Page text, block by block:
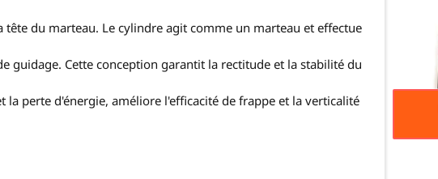
du marteau. Le cylindre agit comme un marteau et effectue
guidage. Cette conception garantit la rectitude et la stabilité du
perte d'énergie, améliore l'efficacité de frappe et la verticalité